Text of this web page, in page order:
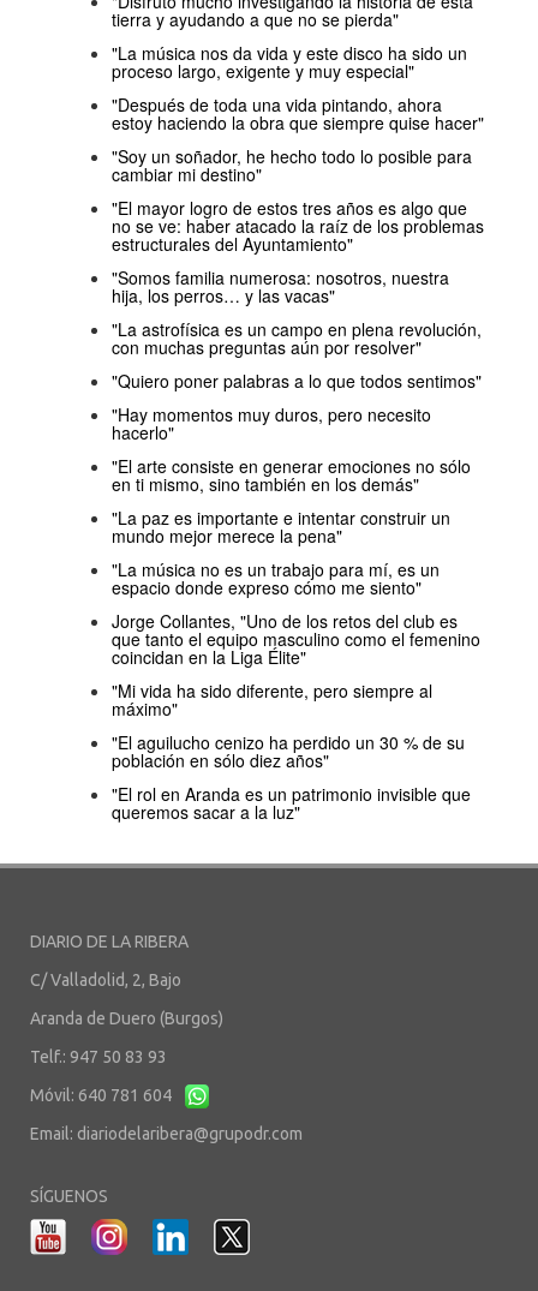
tierra y ayudando a que no se pierda"
"La música nos da vida y este disco ha sido un
proceso largo, exigente y muy especial"
"Después de toda una vida pintando, ahora
estoy haciendo la obra que siempre quise hacer"
"Soy un soñador, he hecho todo lo posible para
cambiar mi destino"
"El mayor logro de estos tres años es algo que
no se ve: haber atacado la raíz de los problemas
estructurales del Ayuntamiento"
"Somos familia numerosa: nosotros, nuestra
hija, los perros… y las vacas"
"La astrofísica es un campo en plena revolución,
con muchas preguntas aún por resolver"
"Quiero poner palabras a lo que todos sentimos"
"Hay momentos muy duros, pero necesito
hacerlo"
"El arte consiste en generar emociones no sólo
en ti mismo, sino también en los demás"
"La paz es importante e intentar construir un
mundo mejor merece la pena"
"La música no es un trabajo para mí, es un
espacio donde expreso cómo me siento"
Jorge Collantes, "Uno de los retos del club es
que tanto el equipo masculino como el femenino
coincidan en la Liga Élite"
"Mi vida ha sido diferente, pero siempre al
máximo"
"El aguilucho cenizo ha perdido un 30 % de su
población en sólo diez años"
"El rol en Aranda es un patrimonio invisible que
queremos sacar a la luz"
DIARIO DE LA RIBERA
C/ Valladolid, 2, Bajo
Aranda de Duero (Burgos)
Telf.: 947 50 83 93
Móvil: 640 781 604
Email: diariodelaribera@grupodr.com
SÍGUENOS